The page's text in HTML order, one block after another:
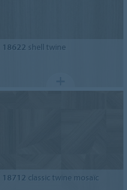
18622 shell twine
18712 classic twine mosaïc